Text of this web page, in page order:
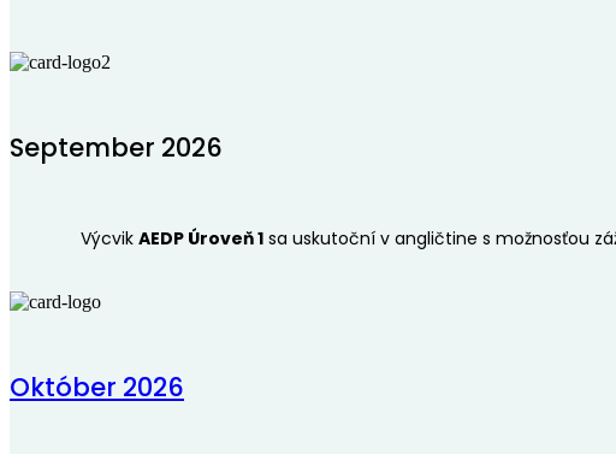
September 2026
Výcvik AEDP Úroveň 1sa uskutoční v angličtine s možnosťou
Október 2026